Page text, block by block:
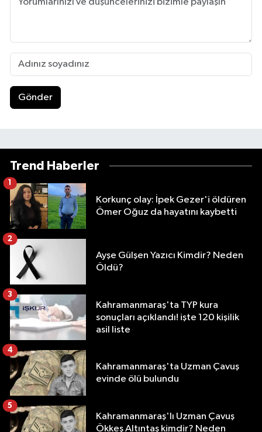
Gönder
Trend Haberler
Korkunç olay: İpek Gezer'i öldüren
Ömer Oğuz da hayatını kaybetti
Ayşe Gülşen Yazıcı Kimdir? Neden
Öldü?
2
Kahramanmaraş'ta TYP kura
sonuçları açıklandı! işte 120 kişilik
asil liste
3
Kahramanmaraş'ta Uzman Çavuş
evinde ölü bulundu
4
Kahramanmaraş'lı Uzman Çavuş
Ökkeş Altıntaş kimdir? Neden
5